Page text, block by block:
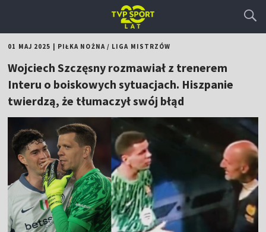
01 MAJ 2025 PIŁKA NOŻNA/ LIGA MISTRZÓW
Wojciech Szczęsny rozmawiał z trenerem
Interu o boiskowych sytuacjach. Hiszpanie
twierdzą, że tłumaczył swój błąd